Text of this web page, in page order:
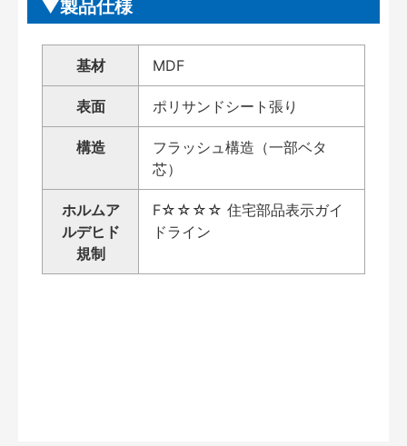
製品仕様
基材 MDF
表面 ポリサンドシート張り
構造
フラッシュ構造（一部ベタ
芯）
ホルムア
ルデヒド
規制
F☆☆☆☆ 住宅部品表示ガイ
ドライン